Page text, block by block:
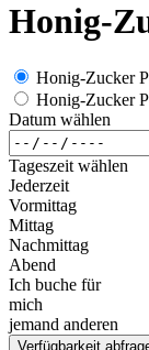
Honig-
Honig-Zucker
Honig-Zucker
Datum wählen
Tageszeit wählen
Jederzeit
Vormittag
Mittag
Nachmittag
Abend
Ich buche für
mich
jemand anderen
Verfügbarkeit